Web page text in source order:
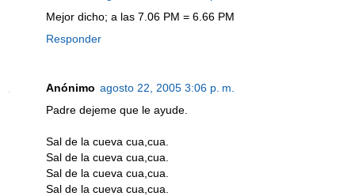
Mejor dicho; a las 7.06 PM = 6.66 PM
Responder
Anónimo agosto 22, 2005 3:06 p. m.
Padre dejeme que le ayude.
Sal de la cueva cua,cua.
Sal de la cueva cua,cua.
Sal de la cueva cua,cua.
Sal de la cueva cua,cua.